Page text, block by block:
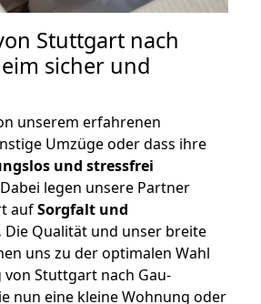
Stuttgart nach
sicher und
unserem erfahrenen
Umzüge oder dass ihre
und stressfrei
legen unsere Partner
aufSorgfalt und
Die Qualität und unser breite
uns zu der optimalen Wahl
Stuttgart nach Gau-
nun eine kleine Wohnung oder